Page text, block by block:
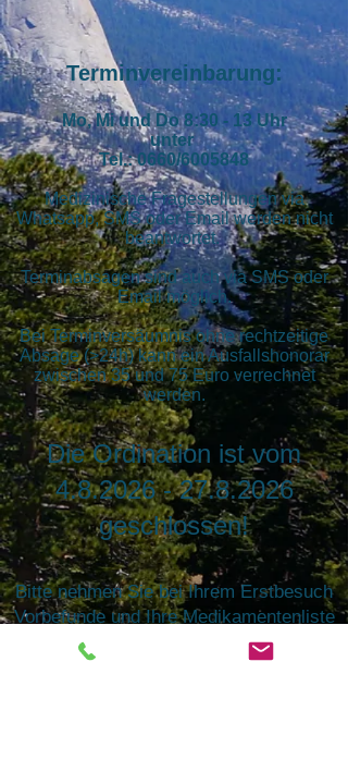
Terminvereinbarung:
Mo, Mi und Do 8:30 - 13 Uhr
unter
Tel.: 0660/6005848
Medizinische Fragestellungen via
Whatsapp, SMS oder Email werden nicht
beantwortet.
Terminabsagen sind auch via SMS oder
Email möglich.
Bei Terminversäumnis ohne rechtzeitige
Absage (>24h) kannein Ausfallshonorar
zwischen 35 und 75 Euro verrechnet
werden.
Die Ordination ist vom
4.8.2026 - 27.8.2026
geschlossen!
Bitte nehmen Sie bei Ihrem Erstbesuch
Vorbefunde und Ihre Medikamentenliste
mit (Handelsname, Dosierung,
Einnahmeschema).